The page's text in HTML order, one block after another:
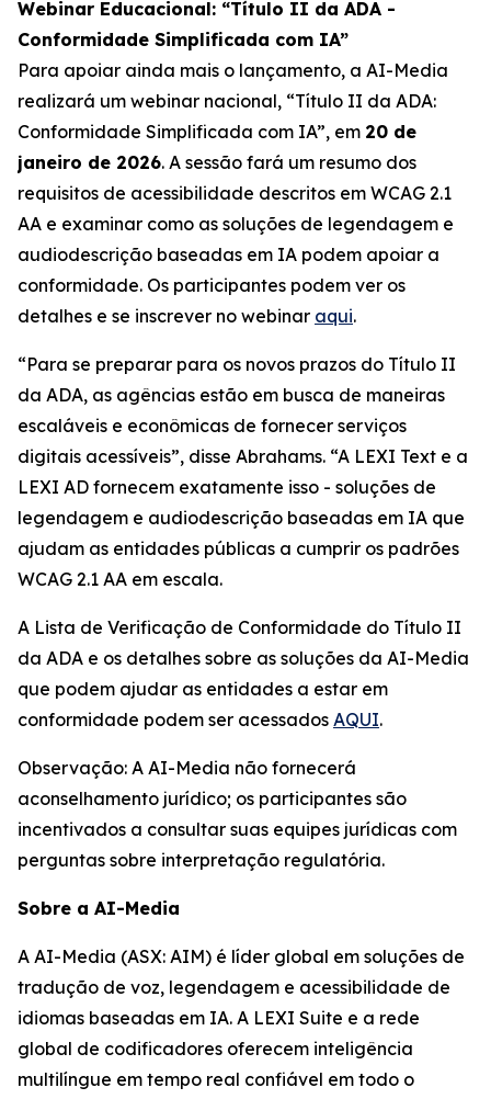
Webinar Educacional: “Título II da ADA -
Conformidade Simplificada com IA”
Para apoiar ainda mais o lançamento, a AI-Media
realizará um webinar nacional, “Título II da ADA:
Conformidade Simplificada com IA”, em 20 de
janeiro de 2026. A sessão fará um resumo dos
requisitos de acessibilidade descritos em WCAG 2.1
AA e examinar como as soluções de legendagem e
audiodescrição baseadas em IA podem apoiar a
conformidade. Os participantes podem ver os
detalhes e se inscrever no webinar aqui.
“Para se preparar para os novos prazos do Título II
da ADA, as agências estão em busca de maneiras
escaláveis e econômicas de fornecer serviços
digitais acessíveis”, disse Abrahams. “A LEXI Text e a
LEXI AD fornecem exatamente isso - soluções de
legendagem e audiodescrição baseadas em IA que
ajudam as entidades públicas a cumprir os padrões
WCAG 2.1 AA em escala.
A Lista de Verificação de Conformidade do Título II
da ADA e os detalhes sobre as soluções da AI-Media
que podem ajudar as entidades a estar em
conformidade podem ser acessados AQUI.
Observação: A AI-Media não fornecerá
aconselhamento jurídico; os participantes são
incentivados a consultar suas equipes jurídicas com
perguntas sobre interpretação regulatória.
Sobre a AI-Media
A AI-Media (ASX: AIM) é líder global em soluções de
tradução de voz, legendagem e acessibilidade de
idiomas baseadas em IA. A LEXI Suite e a rede
global de codificadores oferecem inteligência
multilíngue em tempo real confiável em todo o